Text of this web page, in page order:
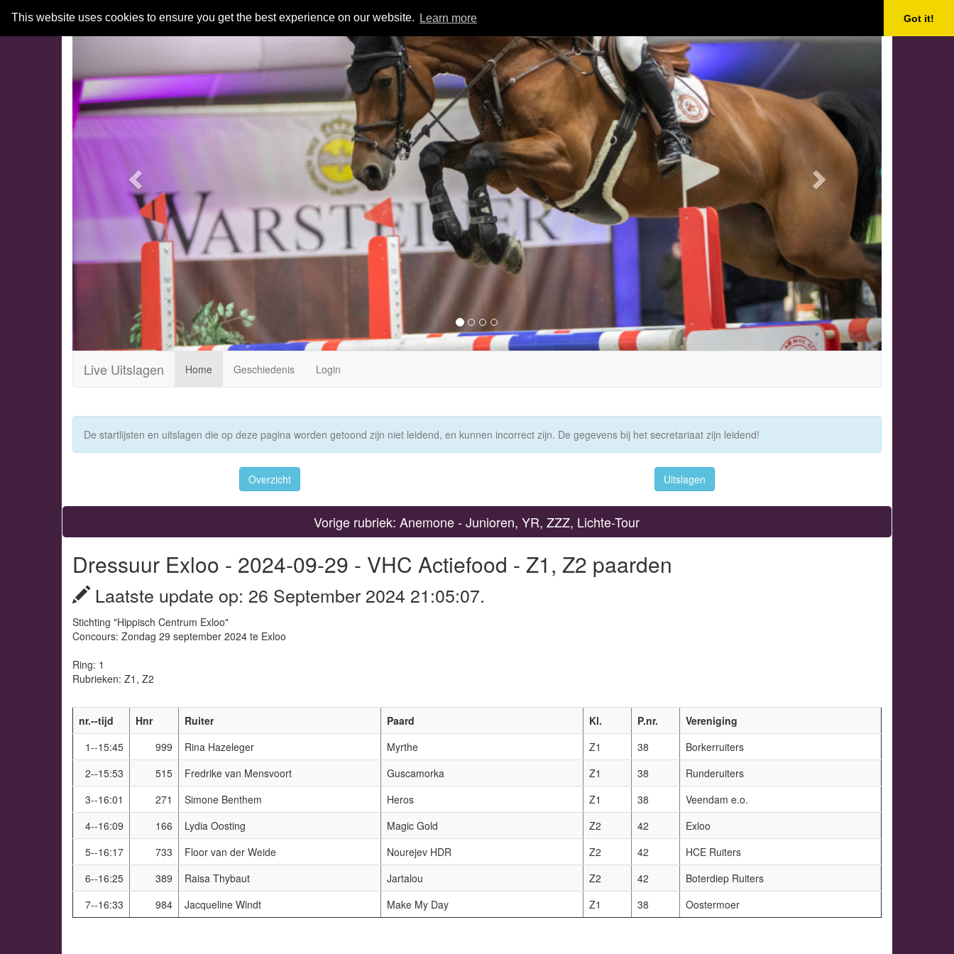
This website uses cookies to ensure you get the best experience on our website. Learn more Got it!
Previous
Live Uitslagen Home Geschiedenis Login
De startlijsten en uitslagen die op deze pagina worden getoond zijn niet leidend, en kunnen incorrect zijn. De gegevens bij het secretariaat zijn leidend!
Overzicht Uitslagen
Vorige rubriek: Anemone - Junioren, YR, ZZZ, Lichte-Tour
Dressuur Exloo - 2024-09-29 - VHC Actiefood - Z1, Z2 paarden
Laatste update op: 26 September 2024 21:05:07.
Stichting "Hippisch Centrum Exloo"
Concours: Zondag 29 september 2024 te Exloo
Ring: 1
Rubrieken: Z1, Z2
nr.--tijd Hnr Ruiter Paard Kl. P.nr.
Vereniging
1--15:45
999 Rina Hazeleger Myrthe Z1 38
Borkerruiters
2--15:53
515 Fredrike van Mensvoort Guscamorka Z1 38
Runderuiters
3--16:01
271 Simone Benthem Heros Z1 38
Veendam e.o.
4--16:09
166 Lydia Oosting Magic Gold Z2 42
Exloo
5--16:17
733 Floor van der Weide Nourejev HDR Z2 42
HCE Ruiters
6--16:25
389 Raisa Thybaut Jartalou Z2 42
Boterdiep Ruiters
7--16:33
984 Jacqueline Windt Make My Day Z1 38 Oostermoer